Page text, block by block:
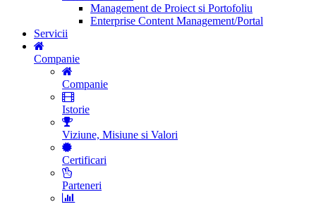
Management de Proiect si Portofoliu
Enterprise Content Management/Portal
Servicii
Companie
Companie
Istorie
Viziune, Misiune si Valori
Certificari
Parteneri